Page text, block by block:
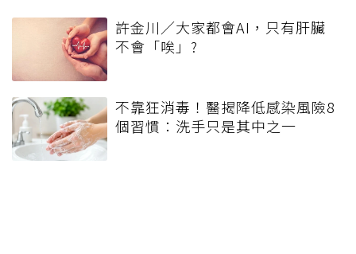
許金川／大家都會AI，只有肝臟
不會「唉」?
不靠狂消毒！醫揭降低感染風險8
個習慣：洗手只是其中之一